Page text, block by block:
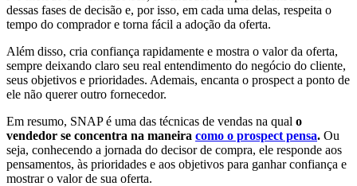
dessas fases de decisão e, por isso, em cada uma delas, respeita o
tempo do comprador e torna fácil a adoção da oferta.
Além disso, cria confiança rapidamente e mostra o valor da oferta,
sempre deixando claro seu real entendimento do negócio do cliente,
seus objetivos e prioridades. Ademais, encanta o prospect a ponto de
ele não querer outro fornecedor.
Em resumo, SNAP é uma das técnicas de vendas na qual o
vendedor se concentra na maneira como o prospect pensa. Ou
seja, conhecendo a jornada do decisor de compra, ele responde aos
pensamentos, às prioridades e aos objetivos para ganhar confiança e
mostrar o valor de sua oferta.